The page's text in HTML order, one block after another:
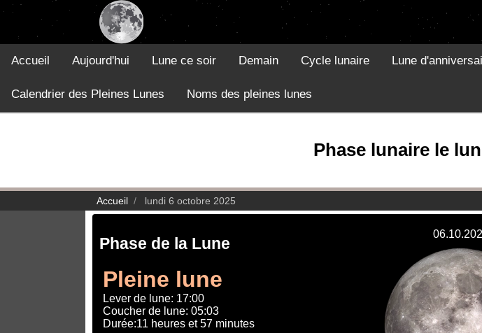
Accueil Aujourd'hui Lune ce soir Demain Cycle lunaire Lune
Calendrier des Pleines Lunes Noms des pleines lunes
Phase lunaire le
Accueil lundi 6 octobre 2025
Phase de la Lune
Pleine lune
Lever de lune: 17:00
Coucher de lune: 05:03
Durée:11 heures et 57 minutes